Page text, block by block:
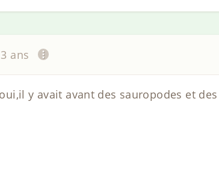
ans
y avait avant des sauropodes et